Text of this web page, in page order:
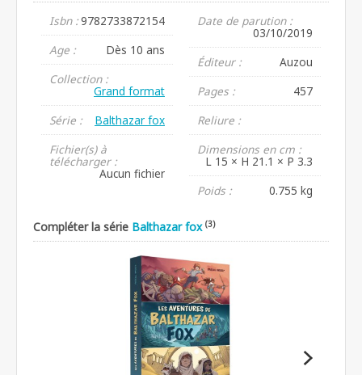
Isbn :9782733872154
Age :
Dès 10 ans
Collection :
Grand format
Série :
Balthazar fox
Fichier(s) à
télécharger :
Aucun fichier
Date de parution :
03/10/2019
Éditeur :
Auzou
Pages :
457
Reliure :
Dimensions en cm :
L 15 × H 21.1 × P 3.3
Poids :
0.755 kg
Compléter la série Balthazar fox (3)